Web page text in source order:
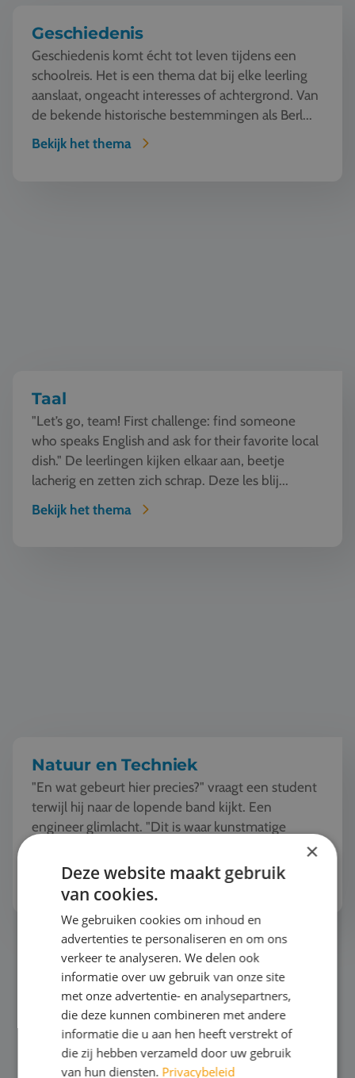
Geschiedenis
Geschiedenis komt écht tot leven tijdens een
schoolreis. Het is een thema dat bij elke leerling
aanslaat, ongeacht interesses of achtergrond. Van
de bekende historische bestemmingen als Berl...
Bekijk het thema
Taal
"Let’s go, team! First challenge: find someone
who speaks English and ask for their favorite local
dish." De leerlingen kijken elkaar aan, beetje
lacherig en zetten zich schrap. Deze les blij...
Bekijk het thema
Natuur en Techniek
"En wat gebeurt hier precies?" vraagt een student
terwijl hij naar de lopende band kijkt. Een
engineer glimlacht. "Dit is waar kunstmatige
machine ziet, l...
Bekijk het thema
×
Deze website maakt gebruik
van cookies.
We gebruiken cookies om inhoud en
advertenties te personaliseren en om ons
verkeer te analyseren. We delen ook
informatie over uw gebruik van onze site
met onze advertentie- en analysepartners,
die deze kunnen combineren met andere
informatie die u aan hen heeft verstrekt of
die zij hebben verzameld door uw gebruik
van hun diensten. Privacybeleid